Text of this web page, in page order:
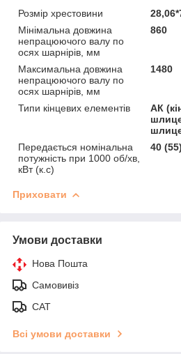
Розмір хрестовини
Мінімальна довжина
непрацюючого валу по
осях шарнірів, мм
860
Максимальна довжина
непрацюючого валу по
осях шарнірів, мм
1480
Типи кінцевих елементів
АК
Передається номінальна
потужність при 1000 об/хв,
кВт (к.с)
40 (55)
Приховати
Умови доставки
Нова Пошта
Самовивіз
САТ
Всі умови доставки